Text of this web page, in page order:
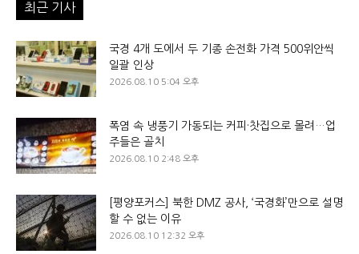
최근 기사
국경 4개 도에서 두 기종 손전화 가격 500위안씩
일괄 인상
2026.08.10 5:04 오후
폭염 속 냉풍기 가동되는 커피·찻집으로 몰려…업
주들은 골치
2026.08.10 2:48 오후
[평양포커스] 북한 DMZ 공사, ‘국경화’만으로 설명
할 수 없는 이유
2026.08.10 12:32 오후